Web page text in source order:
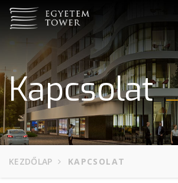
Kapcsolat
KEZDŐLAP KAPCSOLAT